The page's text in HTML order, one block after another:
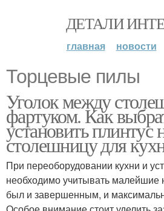
ДЕТАЛИ
главная новости
Торцевые пилы
Уголок между
фартуком. Как
установить плинтус
столешницу для
При переоборудовании кухни и
необходимо учитывать
был и завершенным, и